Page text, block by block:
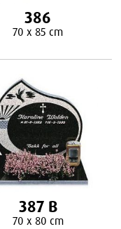
386
70 x 85 cm
387 B
70 x 80 cm